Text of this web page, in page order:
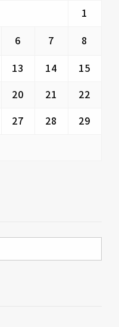
1
6 7
8
13 14
15
20 21
22
27 28
29